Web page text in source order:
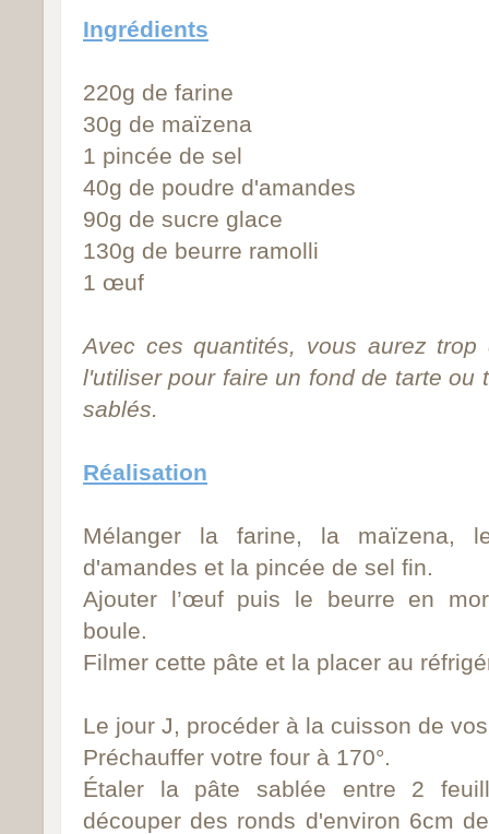
Ingrédients
220g de farine
30g de maïzena
1 pincée de sel
40g de poudre d'amandes
90g de sucre glace
130g de beurre ramolli
1 œuf
Avec ces quantités, vous aurez
l'utiliser pour faire un fond de tarte ou
sablés.
Réalisation
Mélanger la farine, la maïzena ,
d'amandes et la pincée de sel fin.
Ajouter l’œuf puis le beurre en
boule.
Filmer cette pâte et la placer au
Le jour J, procéder à la cuisson de
Préchauffer votre four à 170°.
Étaler la pâte sablée entre 2
découper des ronds d'environ 6cm